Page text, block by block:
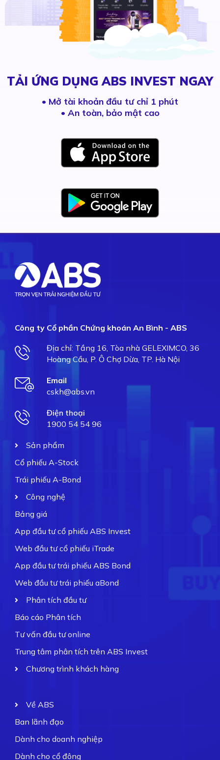
TẢI ỨNG DỤNG ABS INVEST NGAY
• Mở tài khoản đầu tư chỉ 1 phút
• An toàn, bảo mật cao
Công ty Cổ phần Chứng khoán An Bình - ABS
Địa chỉ: Tầng 16, Tòa nhà GELEXIMCO, 36
Hoàng Cầu, P. Ô Chợ Dừa, TP. Hà Nội
Email
cskh@abs.vn
Điện thoại
1900 54 54 96
Sản phẩm
Cổ phiếu A-Stock
Trái phiếu A-Bond
Công nghệ
Bảng giá
App đầu tư cổ phiếu ABS Invest
Web đầu tư cổ phiếu iTrade
App đầu tư trái phiếu ABS Bond
Web đầu tư trái phiếu aBond
Phân tích đầu tư
Báo cáo Phân tích
Tư vấn đầu tư online
Trung tâm phân tích trên ABS Invest
Chương trình khách hàng
Về ABS
Ban lãnh đạo
Dành cho doanh nghiệp
Dành cho cổ đông